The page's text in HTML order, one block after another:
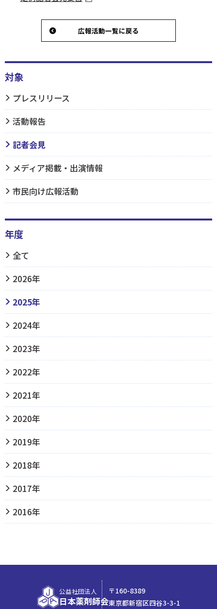
広報活動一覧に戻る
対象
プレスリリース
活動報告
記者会見
メディア掲載・出演情報
市民向け広報活動
年度
全て
2026年
2025年
2024年
2023年
2022年
2021年
2020年
2019年
2018年
2017年
2016年
公益社団法人
日本薬剤師会
〒160-8389
東京都新宿区四谷3-3-1